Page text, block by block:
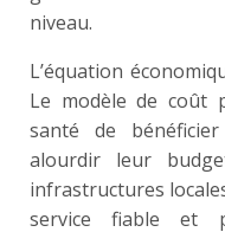
niveau.
L’équation
Le modèle de coût
santé de
alourdir leur
infrastructures
service fiable et